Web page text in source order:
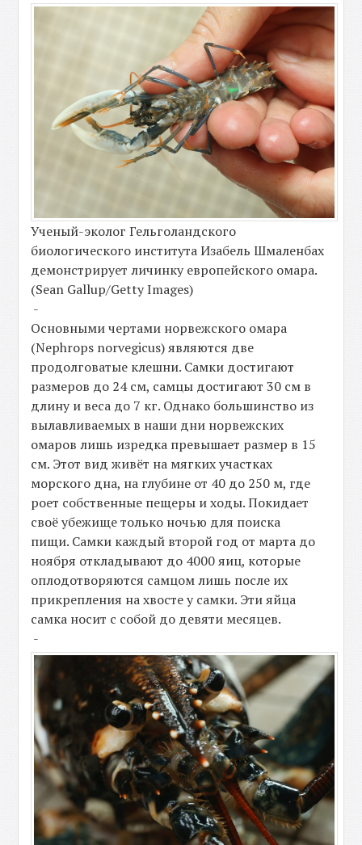
Ученый-эколог Гельголандского
биологического института Изабель Шмаленбах
демонстрирует личинку европейского омара.
(Sean Gallup/Getty Images)
-
Основными чертами норвежского омара
(Nephrops norvegicus) являются две
продолговатые клешни. Самки достигают
размеров до 24 см, самцы достигают 30 см в
длину и веса до 7 кг. Однако большинство из
вылавливаемых в наши дни норвежских
омаров лишь изредка превышает размер в 15
см. Этот вид живёт на мягких участках
морского дна, на глубине от 40 до 250 м, где
роет собственные пещеры и ходы. Покидает
своё убежище только ночью для поиска
пищи. Самки каждый второй год от марта до
ноября откладывают до 4000 яиц, которые
оплодотворяются самцом лишь после их
прикрепления на хвосте у самки. Эти яйца
самка носит с собой до девяти месяцев.
-